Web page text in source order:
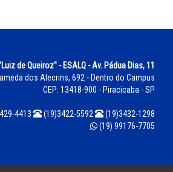
de Queiroz" - ESALQ - Av. Pádua Dias, 11
dos Alecrins, 692 - Dentro do Campus
CEP: 13418-900 - Piracicaba - SP
4413 (19)3422-5592
(19)3432-1298
(19) 99176-7705